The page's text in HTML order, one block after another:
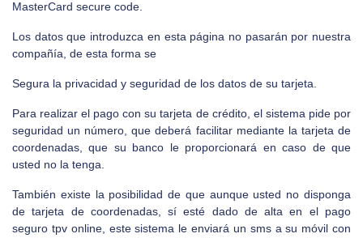
MasterCard secure code.
Los datos que introduzca en esta página no pasarán por nuestra
compañía, de esta forma se
Segura la privacidad y seguridad de los datos de su tarjeta.
Para realizar el pago con su tarjeta de crédito, el sistema pide por
seguridad un número, que deberá facilitar mediante la tarjeta de
coordenadas, que su banco le proporcionará en caso de que
usted no la tenga.
También existe la posibilidad de que aunque usted no disponga
de tarjeta de coordenadas, sí esté dado de alta en el pago
seguro tpv online, este sistema le enviará un sms a su móvil con